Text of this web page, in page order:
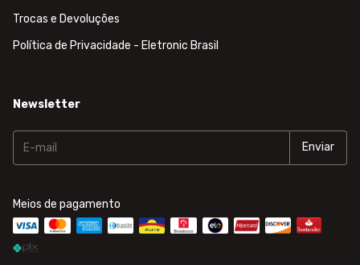
Trocas e Devoluções
Política de Privacidade - Eletronic Brasil
Newsletter
Meios de pagamento